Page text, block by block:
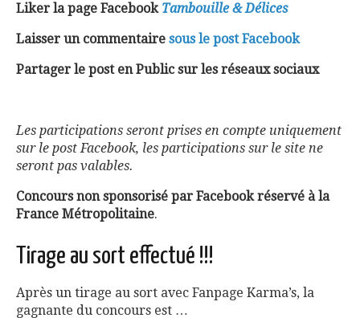
Liker la page Facebook Tambouille & Délices
Laisser un commentaire sous le post Facebook
Partager le post en Public sur les réseaux sociaux
Les participations seront prises en compte uniquement
sur le post Facebook, les participations sur le site ne
seront pas valables.
Concours non sponsorisé par Facebook réservé à la
France Métropolitaine.
Tirage au sort effectué !!!
Après un tirage au sort avec Fanpage Karma’s, la
gagnante du concours est …